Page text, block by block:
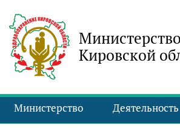
Кировской
Министерство Деятельность